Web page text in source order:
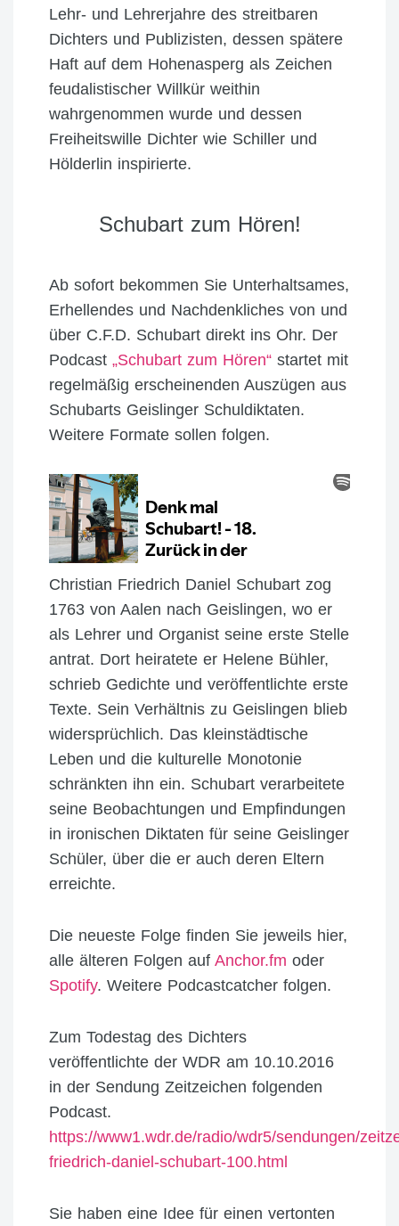
Lehr- und Lehrerjahre des streitbaren
Dichters und Publizisten, dessen spätere
Haft auf dem Hohenasperg als Zeichen
feudalistischer Willkür weithin
wahrgenommen wurde und dessen
Freiheitswille Dichter wie Schiller und
Hölderlin inspirierte.
Schubart zum Hören!
Ab sofort bekommen Sie Unterhaltsames,
Erhellendes und Nachdenkliches von und
über C.F.D. Schubart direkt ins Ohr. Der
Podcast „Schubart zum Hören“ startet mit
regelmäßig erscheinenden Auszügen aus
Schubarts Geislinger Schuldiktaten.
Weitere Formate sollen folgen.
Christian Friedrich Daniel Schubart zog
1763 von Aalen nach Geislingen, wo er
als Lehrer und Organist seine erste Stelle
antrat. Dort heiratete er Helene Bühler,
schrieb Gedichte und veröffentlichte erste
Texte. Sein Verhältnis zu Geislingen blieb
widersprüchlich. Das kleinstädtische
Leben und die kulturelle Monotonie
schränkten ihn ein. Schubart verarbeitete
seine Beobachtungen und Empfindungen
in ironischen Diktaten für seine Geislinger
Schüler, über die er auch deren Eltern
erreichte.
Die neueste Folge finden Sie jeweils hier,
alle älteren Folgen auf Anchor.fm oder
Spotify. Weitere Podcastcatcher folgen.
Zum Todestag des Dichters
veröffentlichte der WDR am 10.10.2016
in der Sendung Zeitzeichen folgenden
Podcast.
https://www1.wdr.de/radio/wdr5/sendungen/
friedrich-daniel-schubart-100.html
Sie haben eine Idee für einen vertonten